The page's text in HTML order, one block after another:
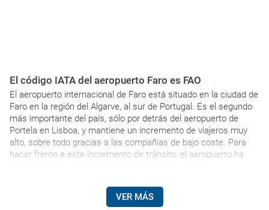
El código IATA del aeropuerto Faro es FAO
El aeropuerto internacional de Faro está situado en la ciudad de
Faro en la región del Algarve, al sur de Portugal. Es el segundo
más importante del país, sólo por detrás del aeropuerto de
Portela en Lisboa, y mantiene un incremento de viajeros muy
alto, sobre todo gracias a las compañías de bajo coste. Para
hacer frente a este incremento de tránsito, el aeropuerto ha
VER MÁS